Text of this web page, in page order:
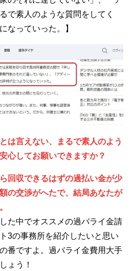
で素人のような質問をしてく
なっていった。】
は言えない、まるで素人のよう
心してお願いできますか？
回収できるはずの過払い金が少
の交渉がへたで、結局あなたが
た中でオススメの過バライ金請
3の事務所を紹介したいと思い
番ですよ。過バライ金費用大手
ょう！